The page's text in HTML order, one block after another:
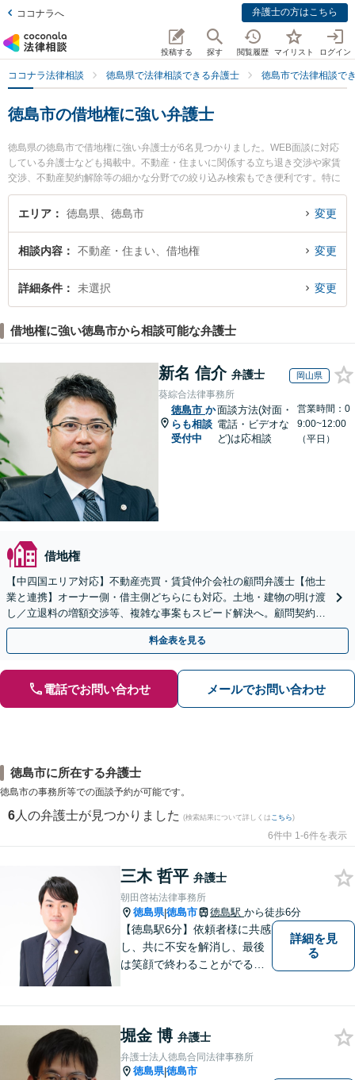
ココナラへ 弁護士の方はこちら
投稿する 探す 閲覧履歴 マイリスト ログイン
ココナラ法律相談 徳島県で法律相談できる弁護士 徳島市で法律相談で
徳島市の借地権に強い弁護士
徳島県の徳島市で借地権に強い弁護士が6名見つかりました。WEB面談に対応
している弁護士なども掲載中。不動産・住まいに関係する立ち退き交渉や家賃
交渉、不動産契約解除等の細かな分野での絞り込み検索もでき便利です。特に
朝田啓祐法律事務所の三木 哲平弁護士や弁護士法人徳島合同法律事務所の堀金
博弁護士、おいさき法律事務所の生長 拓也弁護士のプロフィール情報や弁護士
富な近くの弁護士を検索したい』『初回相談無料で借地権を法律相談できる徳
島市内の弁護士に相談予約したい』などでお困りの相談者さんにおすすめで
す。
エリア 徳島県、徳島市 変更
相談内容 不動産・住まい、借地権 変更
詳細条件 未選択 変更
借地権に強い徳島市から相談可能な弁護士
新名 信介 弁護士 岡山県
葵綜合法律事務所
徳島市 か
らも相談
受付中
面談方法(対面・
電話・ビデオな
ど)は応相談
営業時間：0
9:00~12:00
（平日）
借地権
【中四国エリア対応】不動産売買・賃貸仲介会社の顧問弁護士【他士
業と連携】オーナー側・借主側どちらにも対応。土地・建物の明け渡
し／立退料の増額交渉等、複雑な事案もスピード解決へ。顧問契約も
お任せ！【夜間・休日対応】
料金表を見る
電話でお問い合わせ メールでお問い合わせ
徳島市に所在する弁護士
徳島市の事務所等での面談予約が可能です。
6 人の弁護士が見つかりました (検索結果について詳しくは こちら)
6件中 1-6件を表示
三木 哲平 弁護士
朝田啓祐法律事務所
徳島県|徳島市 徳島駅 から徒歩6分
【徳島駅6分】依頼者様に共感
し、共に不安を解消し、最後
は笑顔で終わることがでるよ
相談にのっています。 まずは
ご相談ください。
詳細を見
る
堀金 博 弁護士
弁護士法人徳島合同法律事務所
徳島県|徳島市